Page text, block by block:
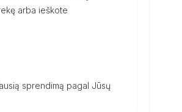
arba ieškote
sprendimą pagal Jūsų